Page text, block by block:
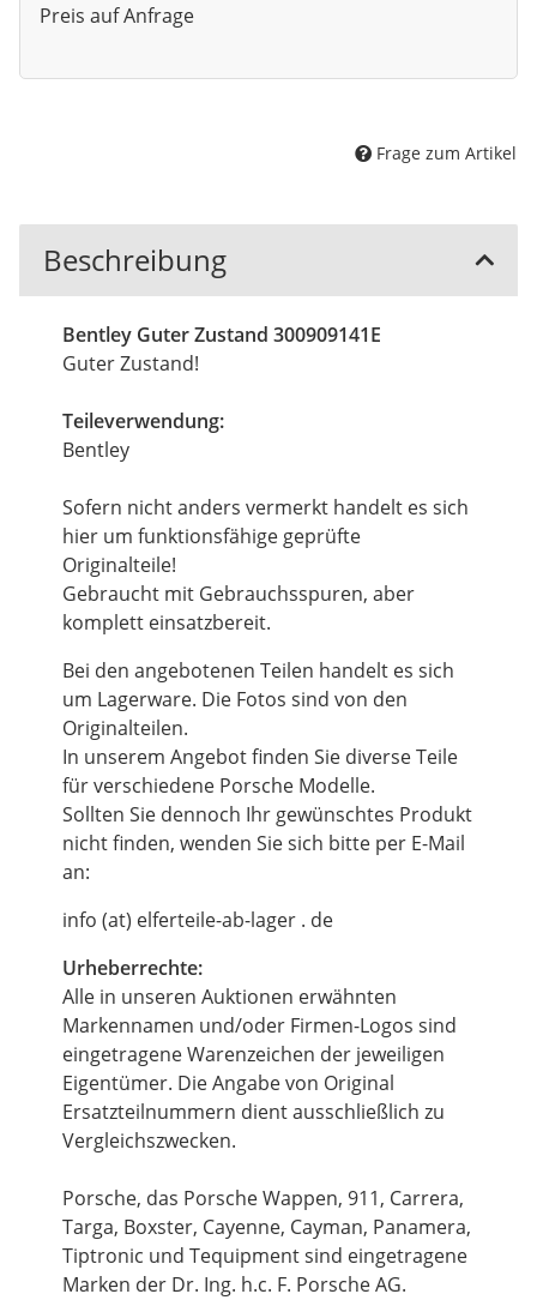
Preis auf Anfrage
Frage zum Artikel
Beschreibung
Bentley Guter Zustand 300909141E
Guter Zustand!
Teileverwendung:
Bentley
Sofern nicht anders vermerkt handelt es sich
hier um funktionsfähige geprüfte
Originalteile!
Gebraucht mit Gebrauchsspuren, aber
komplett einsatzbereit.
Bei den angebotenen Teilen handelt es sich
um Lagerware. Die Fotos sind von den
Originalteilen.
In unserem Angebot finden Sie diverse Teile
für verschiedene Porsche Modelle.
Sollten Sie dennoch Ihr gewünschtes Produkt
nicht finden, wenden Sie sich bitte per E-Mail
an:
info (at) elferteile-ab-lager . de
Urheberrechte:
Alle in unseren Auktionen erwähnten
Markennamen und/oder Firmen-Logos sind
eingetragene Warenzeichen der jeweiligen
Eigentümer. Die Angabe von Original
Ersatzteilnummern dient ausschließlich zu
Vergleichszwecken.
Porsche, das Porsche Wappen, 911, Carrera,
Targa, Boxster, Cayenne, Cayman, Panamera,
Tiptronic und Tequipment sind eingetragene
Marken der Dr. Ing. h.c. F. Porsche AG.